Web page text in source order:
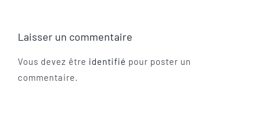
Laisser un commentaire
Vous devez être identifié pour poster un
commentaire.